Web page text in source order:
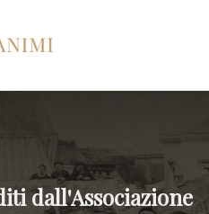
dall'Associazione